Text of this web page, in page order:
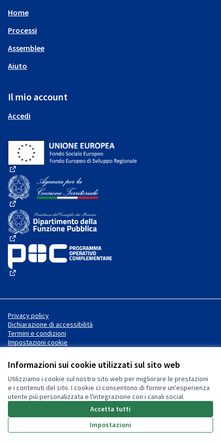
Informazioni sui cookie utilizzati sul sito web
Utilizziamo i cookie sul nostro sito web per migliorare le prestazioni
e i contenuti del sito. I cookie ci consentono di fornire un'esperienza
utente più personalizzata e l'integrazione con i canali social.
Accetta tutti
Impostazioni
Home
Processi
Assemblee
Aiuto
Il mio account
Accedi
(Collegamento esterno)
(Collegamento esterno)
(Collegamento esterno)
Privacy policy
Dichiarazione di accessibilità
Termini e condizioni
Impostazioni cookie
Licenza Creative Commons
(Collegamento esterno)
Sito web creato consoftware
libero
(Collegamento esterno)
.
(Collegamento esterno)